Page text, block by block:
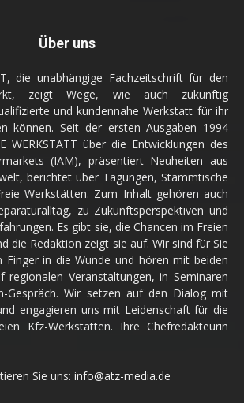
Über uns
die unabhängige Fachzeitschrift für den
zeigt Wege, wie auch zukünftig
und kundennahe Werkstatt für ihr
können. Seit der ersten Ausgaben 1994
WERKSTATT über die Entwicklungen des
(IAM), präsentiert Neuheiten aus
berichtet über Tagungen, Stammtische
Werkstätten. Zum Inhalt gehören auch
zu Zukunftsperspektiven und
Es gibt sie, die Chancen im Freien
die Redaktion zeigt sie auf. Wir sind für Sie
Finger in die Wunde und hören mit beiden
Veranstaltungen, in Seminaren
Gespräch. Wir setzen auf den Dialog mit
engagieren uns mit Leidenschaft für die
Kfz-Werkstätten. Ihre Chefredakteurin
Sie uns: info@atz-media.de